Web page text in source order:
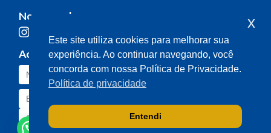
Nossas redes
Acompanhe o meu mandato
Este site utiliza cookies para melhorar sua
experiência. Ao continuar navegando, você
concorda com nossa Política de Privacidade.
Política de privacidade
Entendi
x